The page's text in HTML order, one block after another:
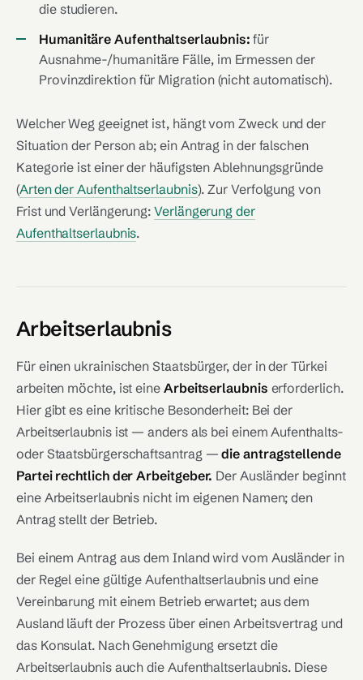
die studieren.
Humanitäre Aufenthaltserlaubnis: für
Ausnahme-/humanitäre Fälle, im Ermessen der
Provinzdirektion für Migration (nicht automatisch).
Welcher Weg geeignet ist, hängt vom Zweck und der
Situation der Person ab; ein Antrag in der falschen
Kategorie ist einer der häufigsten Ablehnungsgründe
(Arten der Aufenthaltserlaubnis). Zur Verfolgung von
Frist und Verlängerung:Verlängerung der
Aufenthaltserlaubnis.
Arbeitserlaubnis
Für einen ukrainischen Staatsbürger, der in der Türkei
arbeiten möchte, ist eine Arbeitserlaubnis erforderlich.
Hier gibt es eine kritische Besonderheit: Bei der
Arbeitserlaubnis ist — anders als bei einem Aufenthalts-
oder Staatsbürgerschaftsantrag —die antragstellende
Partei rechtlich der Arbeitgeber. Der Ausländer beginnt
eine Arbeitserlaubnis nicht im eigenen Namen; den
Antrag stellt der Betrieb.
Bei einem Antrag aus dem Inland wird vom Ausländer in
der Regel eine gültige Aufenthaltserlaubnis und eine
Vereinbarung mit einem Betrieb erwartet; aus dem
Ausland läuft der Prozess über einen Arbeitsvertrag und
das Konsulat. Nach Genehmigung ersetzt die
Arbeitserlaubnis auch die Aufenthaltserlaubnis. Diese